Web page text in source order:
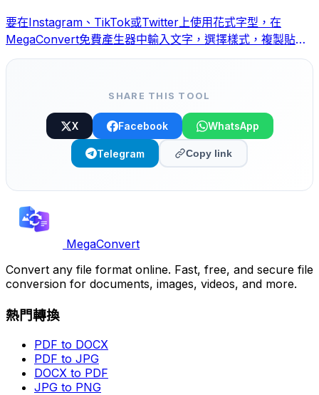
要在Instagram、TikTok或Twitter上使用花式字型，在
MegaConvert免費產生器中輸入文字，選擇樣式，複製貼上
即可。
SHARE THIS TOOL
X Facebook WhatsApp
Telegram Copy link
MegaConvert
Convert any file format online. Fast, free, and secure file
conversion for documents, images, videos, and more.
熱門轉換
PDF to DOCX
PDF to JPG
DOCX to PDF
JPG to PNG